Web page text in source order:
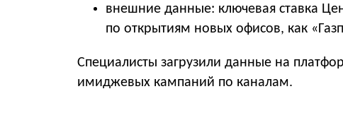
внешние данные: ключевая ставка
по открытиям новых офисов, как
Специалисты загрузили данные на
имиджевых кампаний по каналам.